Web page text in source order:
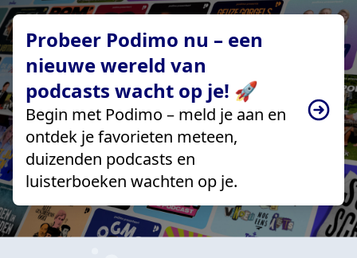
Probeer Podimo nu – een
nieuwe wereld van
podcasts wacht op je! 🚀
Begin met Podimo – meld je aan en
ontdek je favorieten meteen,
duizenden podcasts en
luisterboeken wachten op je.